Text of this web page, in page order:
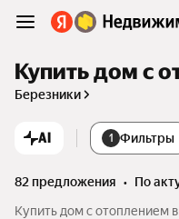
Купить дом с
Березники
AI 1 Фильтры
82 предложения •
по
Купить дом с отоплением